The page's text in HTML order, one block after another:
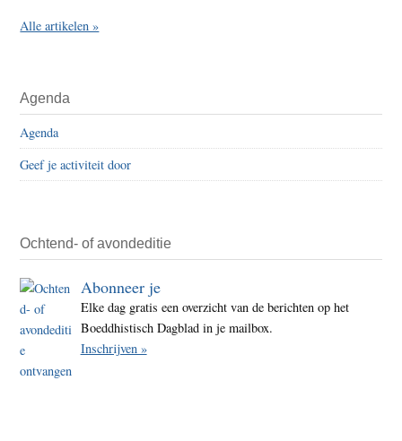
Alle artikelen »
Agenda
Agenda
Geef je activiteit door
Ochtend- of avondeditie
Abonneer je
Elke dag gratis een overzicht van de berichten op het
Boeddhistisch Dagblad in je mailbox.
Inschrijven »